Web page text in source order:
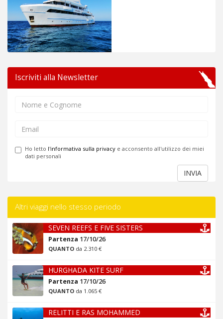
Iscriviti alla Newsletter
Ho letto l'informativa sulla privacy e acconsento all'utilizzo dei miei
dati personali
INVIA
Altri viaggi nello stesso periodo
SEVEN REEFS E FIVE SISTERS
Partenza 17/10/26
QUANTO da 2.310 €
HURGHADA KITE SURF
Partenza 17/10/26
QUANTO da 1.065 €
RELITTI E RAS MOHAMMED